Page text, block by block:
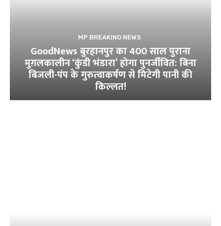
MP BREAKING NEWS
GoodNews बुरहानपुर का 400 साल पुराना
मुग़लकालीन ‘कुंडी भंडारा’ होगा पुनर्जीवित: बिना
बिजली-पंप के गुरुत्वाकर्षण से मिटेगी पानी की
किल्लत!